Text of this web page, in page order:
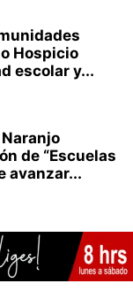
Hospicio
escolar y...
de “Escuelas
avanzar...